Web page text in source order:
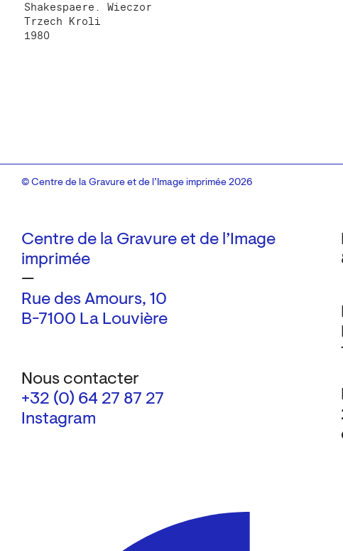
Shakespaere. Wieczor
Trzech Kroli
1980
Centre de la Gravure et de l’Image
imprimée
—
Rue des Amours, 10
B-7100 La Louvière
Nous contacter
+32 (0) 64 27 87 27
Instagram
© Centre de la Gravure et de l’Image imprimée 2026